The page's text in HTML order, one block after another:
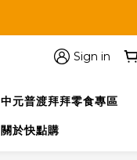
Sign in
中元普渡拜拜零食專區
關於快點購